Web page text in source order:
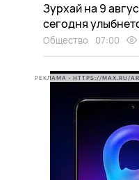
Зурхай на 9
сегодня
Общество 07:00
РЕКЛАМА • HTTPS://MAX.RU/